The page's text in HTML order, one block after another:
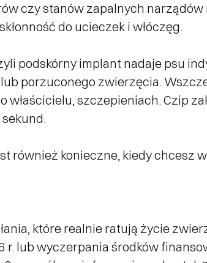
czy stanów zapalnych
do ucieczek i włóczęg.
podskórny implant nadaje psu
porzuconego zwierzęcia.
właścicielu, szczepieniach. Czip
również konieczne, kiedy chcesz
które realnie ratują życie
r. lub wyczerpania środków